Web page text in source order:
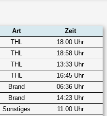
Art
Zeit
THL
18:00 Uhr
THL
18:58 Uhr
THL
13:33 Uhr
THL
16:45 Uhr
Brand
06:36 Uhr
Brand
14:23 Uhr
Sonstiges
11:00 Uhr